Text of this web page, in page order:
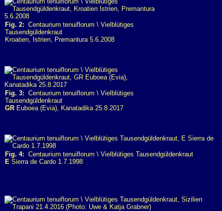
Fig. 2: Centaurium tenuiflorum \ Vielblütiges
Tausendgüldenkraut
Kroatien, Istrien, Premantura 5.6.2008
Fig. 3: Centaurium tenuiflorum \ Vielblütiges
Tausendgüldenkraut
GR Euboea (Evia), Kanatadika 25.8.2017
Fig. 4: Centaurium tenuiflorum \ Vielblütiges Tausendgüldenkraut
E Sierra de Cardo 1.7.1998